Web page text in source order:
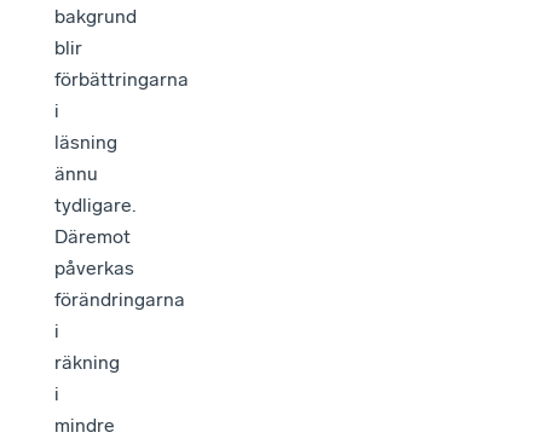
bakgrund
blir
förbättringarna
i
läsning
ännu
tydligare.
Däremot
påverkas
förändringarna
i
räkning
i
mindre